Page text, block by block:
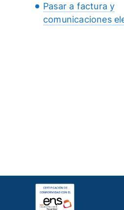
Pasar a factura y
comunicaciones